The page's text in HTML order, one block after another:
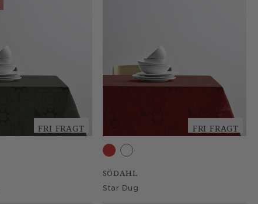
FRI FRAGT FRI FRAGT
SÖDAHL
Star Dug